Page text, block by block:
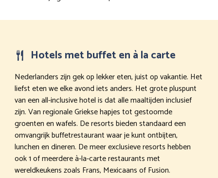
Hotels met buffet en à la carte
Nederlanders zijn gek op lekker eten, juist op vakantie. Het
liefst eten we elke avond iets anders. Het grote pluspunt
van een all-inclusive hotel is dat alle maaltijden inclusief
zijn. Van regionale Griekse hapjes tot gestoomde
groenten en wafels. De resorts bieden standaard een
omvangrijk buffetrestaurant waar je kunt ontbijten,
lunchen en dineren. De meer exclusieve resorts hebben
ook 1 of meerdere à-la-carte restaurants met
wereldkeukens zoals Frans, Mexicaans of Fusion.